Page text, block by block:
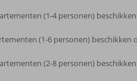
(1-4 personen)
(1-6 personen)
(2-8 personen)